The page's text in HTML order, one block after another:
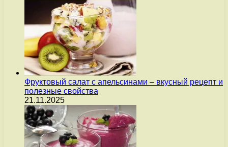
Фруктовый салат с апельсинами – вкусный рецепт и
полезные свойства
21.11.2025